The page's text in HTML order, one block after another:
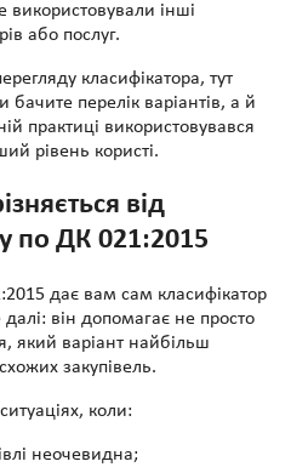
використовували інші
або послуг.
класифікатора, тут
бачите перелік варіантів, а й
практиці використовувався
рівень користі.
від
по ДК 021:2015
дає вам сам класифікатор
далі: він допомагає не просто
який варіант найбільш
закупівель.
коли:
неочевидна;